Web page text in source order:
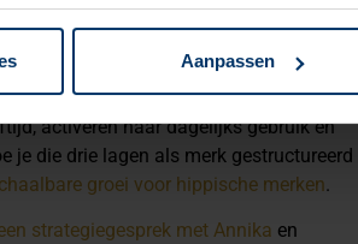
Aanpassen
niet te overtuigen. Je hoeft hem alleen
segment zit, hoeft minder te duwen. De
activeren naar dagelijks gebruik en
je die drie lagen als merk gestructureerd
groei voor hippische merken.
strategiegesprek met Annika en